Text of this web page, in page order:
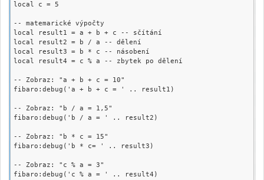
local c = 5
-- matemarické výpočty
local result1 = a + b + c -- sčítání
local result2 = b / a -- dělení
local result3 = b * c -- násobení
local result4 = c % a -- zbytek po dělení
-- Zobraz: "a + b + c = 10"
fibaro:debug('a + b + c = ' .. result1)
-- Zobraz: "b / a = 1,5"
fibaro:debug('b / a = ' .. result2)
-- Zobraz: "b * c = 15"
fibaro:debug('b * c= ' .. result3)
-- Zobraz: "c % a = 3"